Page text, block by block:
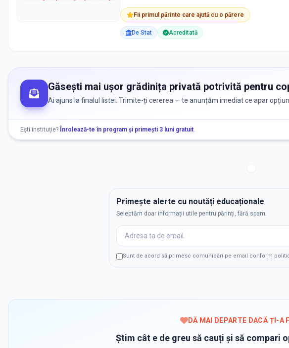
Fii primul părinte care ajută cu o părere
De Stat Acreditată
Găsești mai ușor grădinița privată potrivită pentru
Ai ajuns la finalul listei. Trimite-ți cererea — te anunțăm imediat ce apar
Ești instituție? Înrolează-te în program și primești 3 luni gratuit.
Primește alerte cu noutăți educaționale
Selectăm doar informații utile pentru părinți, fără spam.
Sunt de acord să primesc comunicări pe email conform
DĂ MAI DEPARTE DACĂ ȚI-A
Știm cât e de greu să cauți și să compari